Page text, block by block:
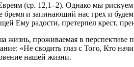
(ср. 12,1–2). Однако мы
бремя и запинающий нас грех и
Ему радости, претерпел крест,
жизнь, проживаемая в
«Не сводить глаз с Того, Кто
нашей жизни.